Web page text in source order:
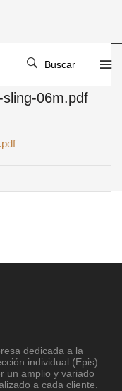
Buscar
06m.pdf
dedicada a la
individual (Epis).
un amplio y variado
a cada cliente.